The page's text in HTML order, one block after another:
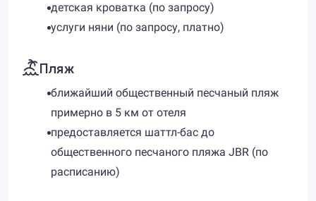
детская кроватка (по запросу)
услуги няни (по запросу, платно)
Пляж
ближайший общественный песчаный пляж
примерно в 5 км от отеля
предоставляется шаттл-бас до
общественного песчаного пляжа JBR (по
расписанию)